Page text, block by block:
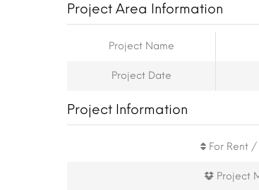
Project Area Information
Project Name
Project Date
Project Information
For Rent /
Project